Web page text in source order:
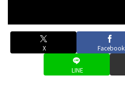
X Facebook
LINE